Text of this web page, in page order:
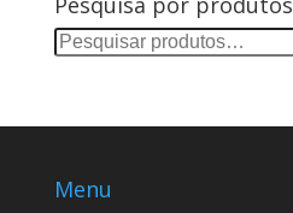
Pesquisar
Menu